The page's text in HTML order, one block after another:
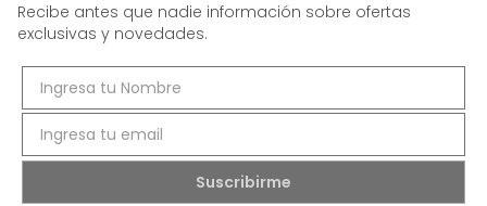
Recibe antes que nadie información sobre ofertas
exclusivas y novedades.